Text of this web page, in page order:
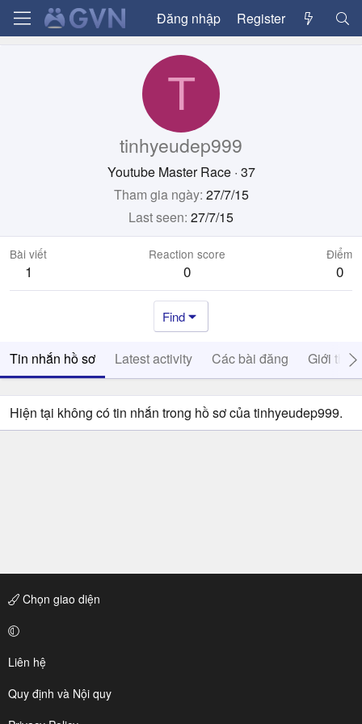
Đăng nhập Register
T
tinhyeudep999
Youtube Master Race · 37
Tham gia ngày 27/7/15
Last seen 27/7/15
Bài viết
1
Reaction score
0
Điểm
0
Find
Tin nhắn hồ sơ Latest activity Các bài đăng Giới thiệu
Hiện tại không có tin nhắn trong hồ sơ của tinhyeudep999.
Chọn giao diện
Liên hệ
Quy định và Nội quy